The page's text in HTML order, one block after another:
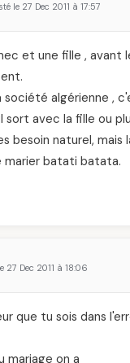
le 27 Dec 2011 à 17:57
et une fille , avant
algérienne ,
sort avec la fille ou
besoin naturel,
marier batati batata.
27 Dec 2011 à 18:06
que tu sois dans
mariage on a